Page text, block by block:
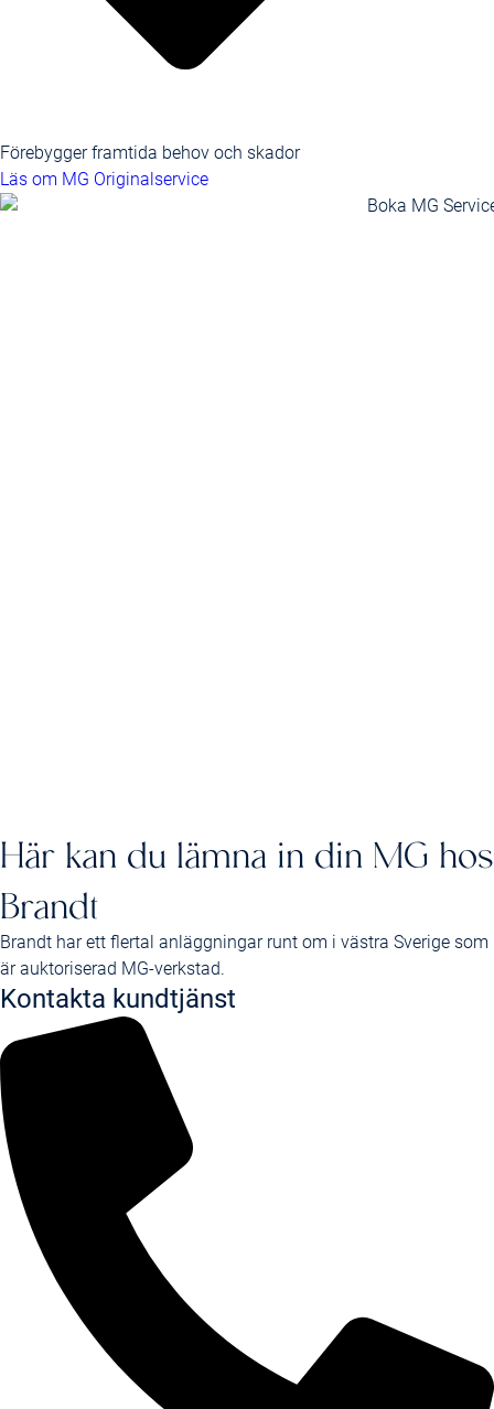
Förebygger framtida behov och skador
Läs om MG Originalservice
Här kan du lämna in din MG hos
Brandt
Brandt har ett flertal anläggningar runt om i västra Sverige som
är auktoriserad MG-verkstad.
Kontakta kundtjänst